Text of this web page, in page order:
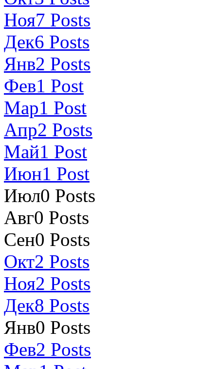
Ноя7 Posts
Дек6 Posts
Янв2 Posts
Фев1 Post
Мар1 Post
Апр2 Posts
Май1 Post
Июн1 Post
Июл0 Posts
Авг0 Posts
Сен0 Posts
Окт2 Posts
Ноя2 Posts
Дек8 Posts
Янв0 Posts
Фев2 Posts